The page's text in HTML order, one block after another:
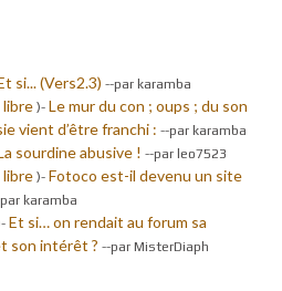
si... (Vers2.3) --par karamba
libre )- Le mur du con ; oups ; du son
vient d’être franchi : --par karamba
sourdine abusive ! --par leo7523
libre )- Fotoco est-il devenu un site
karamba
Et si… on rendait au forum sa
son intérêt ? --par MisterDiaph